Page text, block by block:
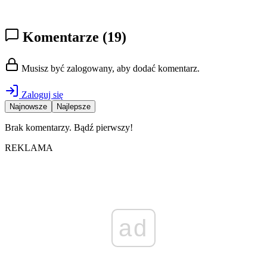
Komentarze (19)
Musisz być zalogowany, aby dodać komentarz.
Zaloguj się
Najnowsze Najlepsze
Brak komentarzy. Bądź pierwszy!
REKLAMA
ad